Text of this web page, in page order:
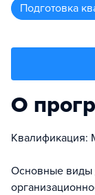
подготовка
О
Квалификация:
Основные виды